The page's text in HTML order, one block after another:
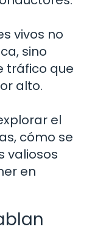
vivos no
sino
tráfico que
alto.
el
cómo se
valiosos
en